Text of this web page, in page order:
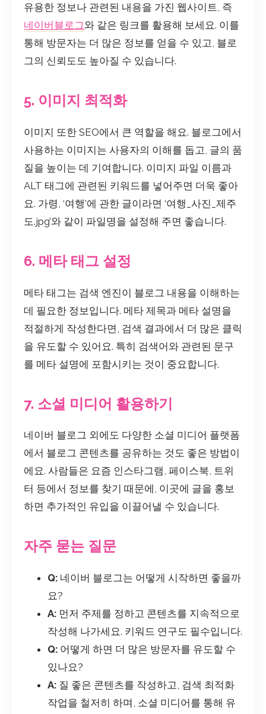
유용한 정보나 관련된 내용을 가진 웹사이트, 즉
네이버블로그 와 같은 링크를 활용해 보세요. 이를
통해 방문자는 더 많은 정보를 얻을 수 있고, 블로
그의 신뢰도도 높아질 수 있습니다.
5. 이미지 최적화
이미지 또한 SEO에서 큰 역할을 해요. 블로그에서
사용하는 이미지는 사용자의 이해를 돕고, 글의 품
질을 높이는 데 기여합니다. 이미지 파일 이름과
ALT 태그에 관련된 키워드를 넣어주면 더욱 좋아
요. 가령, ‘여행’에 관한 글이라면 ‘여행_사진_제주
도.jpg’와 같이 파일명을 설정해 주면 좋습니다.
6. 메타 태그 설정
메타 태그는 검색 엔진이 블로그 내용을 이해하는
데 필요한 정보입니다. 메타 제목과 메타 설명을
적절하게 작성한다면, 검색 결과에서 더 많은 클릭
을 유도할 수 있어요. 특히 검색어와 관련된 문구
를 메타 설명에 포함시키는 것이 중요합니다.
7. 소셜 미디어 활용하기
네이버 블로그 외에도 다양한 소셜 미디어 플랫폼
에서 블로그 콘텐츠를 공유하는 것도 좋은 방법이
에요. 사람들은 요즘 인스타그램, 페이스북, 트위
터 등에서 정보를 찾기 때문에, 이곳에 글을 홍보
하면 추가적인 유입을 이끌어낼 수 있습니다.
자주 묻는 질문
Q: 네이버 블로그는 어떻게 시작하면 좋을까
요?
A: 먼저 주제를 정하고 콘텐츠를 지속적으로
작성해 나가세요. 키워드 연구도 필수입니다.
Q: 어떻게 하면 더 많은 방문자를 유도할 수
있나요?
A: 질 좋은 콘텐츠를 작성하고, 검색 최적화
작업을 철저히 하며, 소셜 미디어를 통해 유